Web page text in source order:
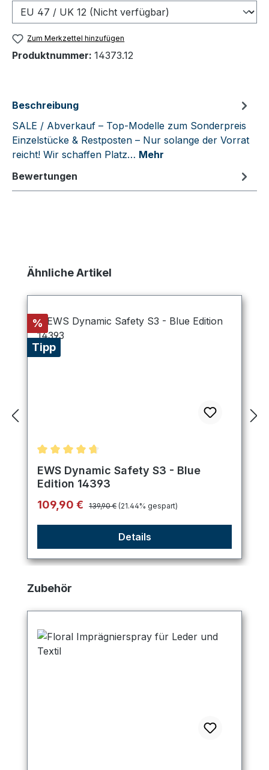
Zum Merkzettel hinzufügen
Produktnummer: 14373.12
Beschreibung
SALE / Abverkauf – Top-Modelle zum Sonderpreis
Einzelstücke & Restposten – Nur solange der Vorrat
reicht! Wir schaffen Platz… Mehr
Bewertungen
Produktgalerie überspringen
Ähnliche Artikel
Rabatt
%
Tipp
Durchschnittliche Bewertung von 4.8 von 5
EWS Dynamic Safety S3 - Blue
Edition 14393
Verkaufspreis:
109,90 € Regulärer Preis:
139,90 € (21.44% gespart)
Details
Produktgalerie überspringen
Zubehör